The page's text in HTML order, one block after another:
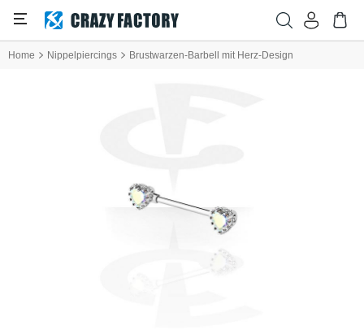
Home Nippelpiercings Brustwarzen-Barbell mit Herz-Design